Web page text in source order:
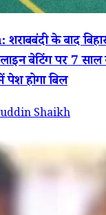
के बाद बिहार
बेटिंग पर 7 साल
पेश होगा बिल
Shaikh